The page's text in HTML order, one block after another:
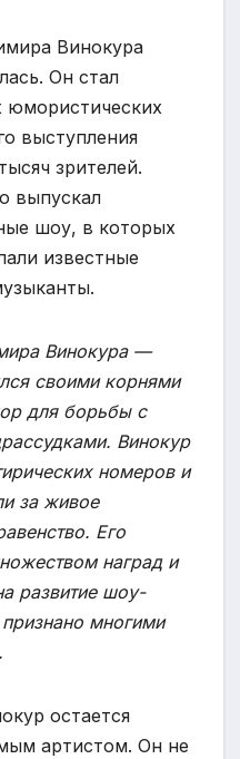
Винокура
Он стал
юмористических
выступления
зрителей.
выпускал
шоу, в которых
известные
Винокура —
своими корнями
для борьбы с
Винокур
номеров и
за живое
Его
наград и
развитие шоу-
многими
остается
артистом. Он не